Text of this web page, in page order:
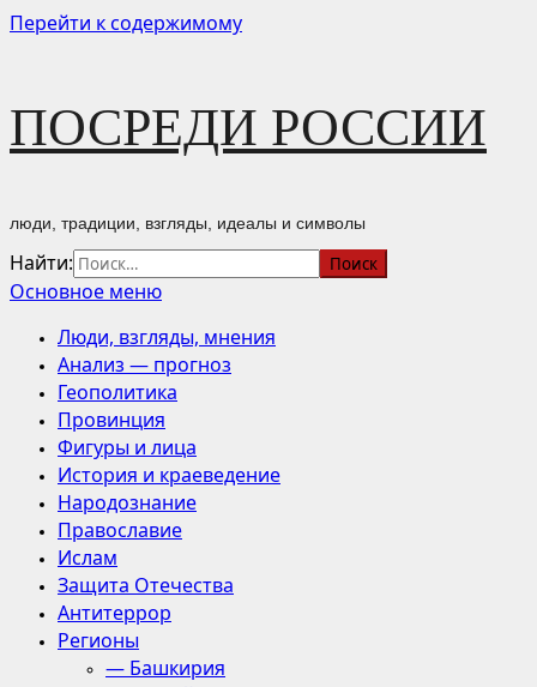
Перейти к содержимому
ПОСРЕДИ РОССИИ
люди, традиции, взгляды, идеалы и символы
Найти:
Основное меню
Люди, взгляды, мнения
Анализ — прогноз
Геополитика
Провинция
Фигуры и лица
История и краеведение
Народознание
Православие
Ислам
Защита Отечества
Антитеррор
Регионы
— Башкирия